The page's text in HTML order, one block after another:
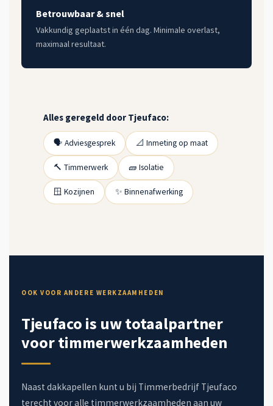
Betrouwbaar & snel
Vakkundig geplaatst in één dag. Minimale overlast,
maximaal resultaat.
Alles geregeld door Tjeufaco:
🗣️ Adviesgesprek 📐 Inmeting op maat
🔨 Timmerwerk 🧱 Isolatie
🪟 Kozijnen ✨ Binnenafwerking
OOK VOOR ANDERE WERKZAAMHEDEN
Tjeufaco is uw totaalpartner
voor timmerwerkzaamheden
Naast dakkapellen kunt u bij Timmerbedrijf Tjeufaco
terecht voor alle timmerwerkzaamheden aan uw